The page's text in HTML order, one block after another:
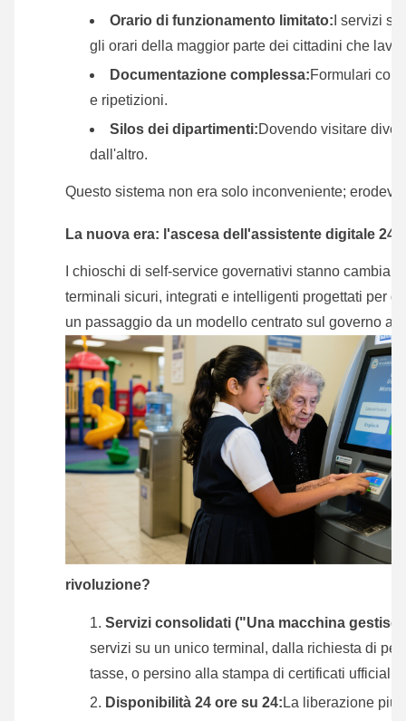
Orario di funzionamento limitato: I servizi
gli orari della maggior parte dei cittadini che
Documentazione complessa:Formulari
e ripetizioni.
Silos dei dipartimenti:Dovendo visitare
dall'altro.
Questo sistema non era solo inconveniente;
La nuova era: l'ascesa dell'assistente digitale 24
I chioschi di self-service governativi stanno
terminali sicuri, integrati e intelligenti progettati per
un passaggio da un modello centrato sul governo a
rivoluzione?
Servizi consolidati ("Una macchina
servizi su un unico terminal, dalla richiesta di
tasse, o persino alla stampa di certificati
Disponibilità 24 ore su 24: La liberazione più